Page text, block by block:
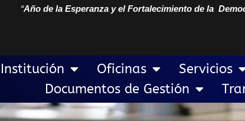
“Año de la Esperanza y el Fortalecimiento de la
Institución Oficinas Servicios
Documentos de Gestión